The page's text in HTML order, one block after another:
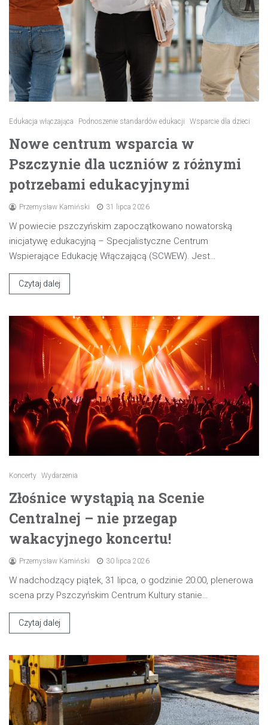
Edukacja włączająca Podnoszenie standardów edukacji Wsparcie dla dzieci
Nowe centrum wsparcia w
Pszczynie dla uczniów z różnymi
potrzebami edukacyjnymi
Przemysław Kamiński 31 lipca 2026
W powiecie pszczyńskim zapoczątkowano nowatorską
inicjatywę edukacyjną – Specjalistyczne Centrum
Wspierające Edukację Włączającą (SCWEW). Jest…
Czytaj dalej
Koncerty Wydarzenia
Złośnice wystąpią na Scenie
Centralnej – nie przegap
wakacyjnego koncertu!
Przemysław Kamiński 30 lipca 2026
W nadchodzący piątek, 31 lipca, o godzinie 20:00, plenerowa
scena przy Pszczyńskim Centrum Kultury stanie…
Czytaj dalej